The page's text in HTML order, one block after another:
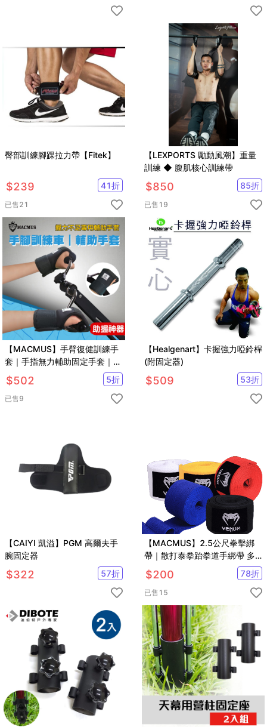
臀部訓練腳踝拉力帶【Fitek】
$239 41折
已售21
【LEXPORTS 勵動風潮】重量
訓練 ◆ 腹肌核心訓練帶
$850 85折
已售 19
【MACMUS】手臂復健訓練手
套｜手指無力輔助固定手套｜中
風偏癱截肢癱瘓手部手指無力
$502 5折
已售9
【Healgenart】卡握強力啞鈴桿
(附固定器)
$509 53折
【CAIYI 凱溢】PGM 高爾夫手
腕固定器
$322 57折
【MACMUS】2.5公尺拳擊綁
帶｜散打泰拳跆拳道手綁帶 多
色可選拳擊訓練綁帶 腳踝綁帶
彈性手綁帶
$200 78折
已售 15